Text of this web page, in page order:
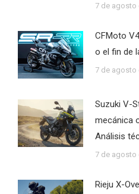
7 de agosto
CFMoto
o el fin de
7 de agosto
Suzuki V-
mecánica
Análisis
7 de agosto
Rieju X-